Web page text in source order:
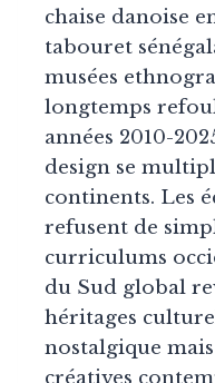
chaise danoise
tabouret
musées
longtemps
années 2010-
design se
continents. Les
refusent de
curriculums
du Sud global
héritages
nostalgique
créatives